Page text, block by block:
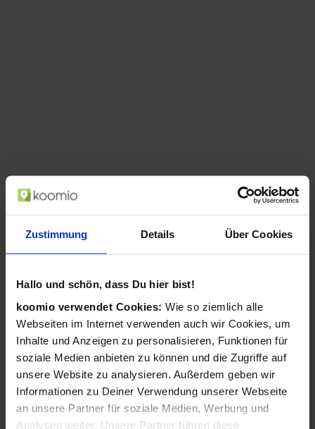
Zustimmung Details Über Cookies
Hallo und schön, dass Du hier bist!
koomio verwendet Cookies: Wie so ziemlich alle
Webseiten im Internet verwenden auch wir Cookies, um
Inhalte und Anzeigen zu personalisieren, Funktionen für
soziale Medien anbieten zu können und die Zugriffe auf
unsere Website zu analysieren. Außerdem geben wir
Informationen zu Deiner Verwendung unserer Webseite
an unsere Partner für soziale Medien, Werbung und
Analysen weiter. Unsere Partner führen diese
1/3.2 Zoll Kompaktkamera 18 MP CMOS
4896 x 3672 Pixel Pink (Pink)
ab 109,99 €
in 1 Geschäften